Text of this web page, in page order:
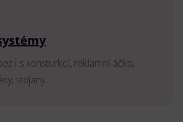
i s konsturkcí, reklamní áčko,
stojany.